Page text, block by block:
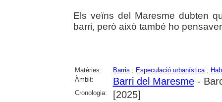
Els veïns del Maresme dubten
barri, però això també ho
Matèries: Barris ; Especulació urbanística;
Àmbit:
Barri del Maresme-
Cronologia: [2025]